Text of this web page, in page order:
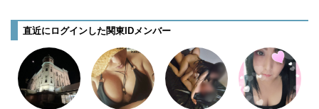
直近にログインした関東IDメンバー